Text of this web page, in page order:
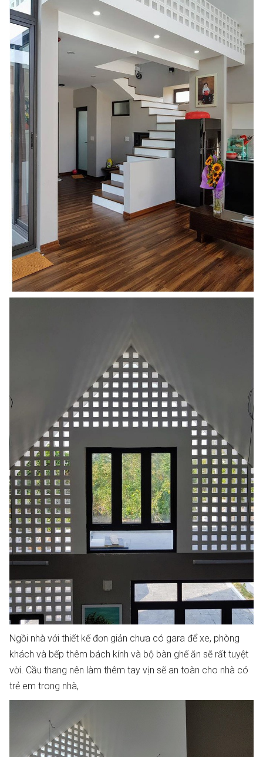
Ngồi nhà với thiết kế đơn giản chưa có gara để xe, phòng
khách và bếp thêm bách kính và bộ bàn ghế ăn sẽ rất tuyệt
vời. Cầu thang nên làm thêm tay vịn sẽ an toàn cho nhà có
trẻ em trong nhà,